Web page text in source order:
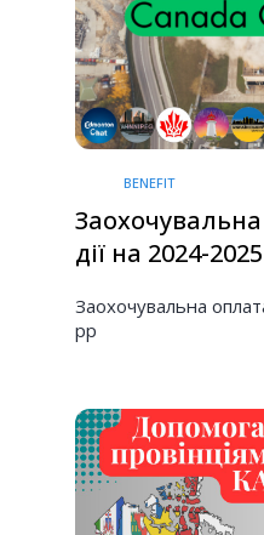
BENEFIT
дії на 2024-
Заохочувальна
рр